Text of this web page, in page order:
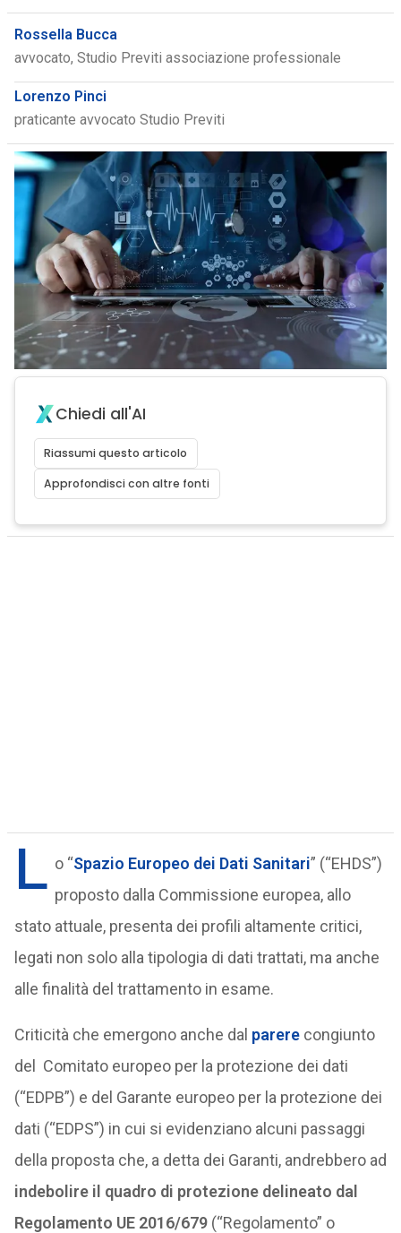
Rossella Bucca
avvocato, Studio Previti associazione professionale
Lorenzo Pinci
praticante avvocato Studio Previti
Chiedi all'AI
Riassumi questo articolo
Approfondisci con altre fonti
L o “Spazio Europeo dei Dati Sanitari” (“EHDS”)
proposto dalla Commissione europea, allo
stato attuale, presenta dei profili altamente critici,
legati non solo alla tipologia di dati trattati, ma anche
alle finalità del trattamento in esame.
Criticità che emergono anche dal parerecongiunto
del Comitato europeo per la protezione dei dati
(“EDPB”) e del Garante europeo per la protezione dei
dati (“EDPS”) in cui si evidenziano alcuni passaggi
della proposta che, a detta dei Garanti, andrebbero ad
indebolire il quadro di protezione delineato dal
Regolamento UE 2016/679(“Regolamento” o